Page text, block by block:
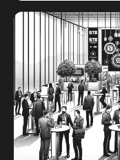
네트워킹 행사
입니다.